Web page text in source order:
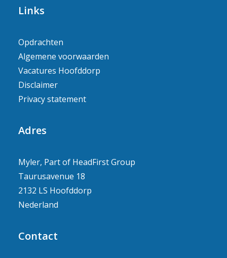
Links
Opdrachten
Algemene voorwaarden
Vacatures Hoofddorp
Disclaimer
Privacy statement
Adres
Myler, Part of HeadFirst Group
Taurusavenue 18
2132 LS Hoofddorp
Nederland
Contact